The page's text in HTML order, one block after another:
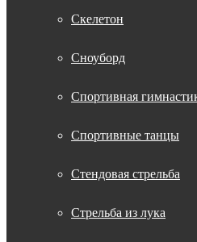
Скелетон
Сноуборд
Спортивная
Спортивные танцы
Стендовая стрельба
Стрельба из лука